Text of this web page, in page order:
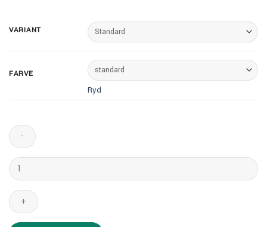
VARIANT
FARVE
Ryd
Silicone
hvid
antal